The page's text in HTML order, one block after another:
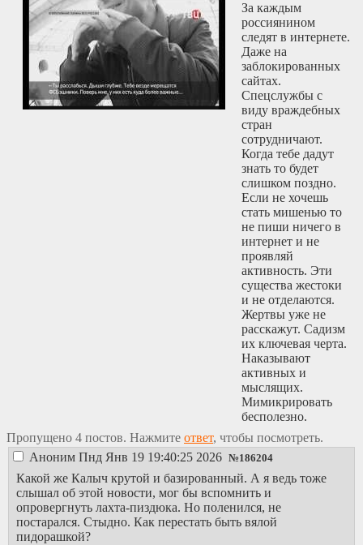
За каждым
россиянином
следят в интернете.
Даже на
заблокированных
сайтах.
Спецслужбы с
виду враждебных
стран
сотрудничают.
Когда тебе дадут
знать то будет
слишком поздно.
Если не хочешь
стать мишенью то
не пиши ничего в
интернет и не
проявляй
активность. Эти
существа жестоки
и не отделаются.
Жертвы уже не
расскажут. Садизм
их ключевая черта.
Наказывают
активных и
мыслящих.
Мимикрировать
бесполезно.
Пропущено 4 постов. Нажмите ответ, чтобы посмотреть.
Аноним Пнд Янв 19 19:40:25 2026 №186204
Какой же Калыч крутой и базированный. А я ведь тоже
слышал об этой новости, мог бы вспомнить и
опровергнуть лахта-пиздюка. Но поленился, не
постарался. Стыдно. Как перестать быть вялой
пидорашкой?